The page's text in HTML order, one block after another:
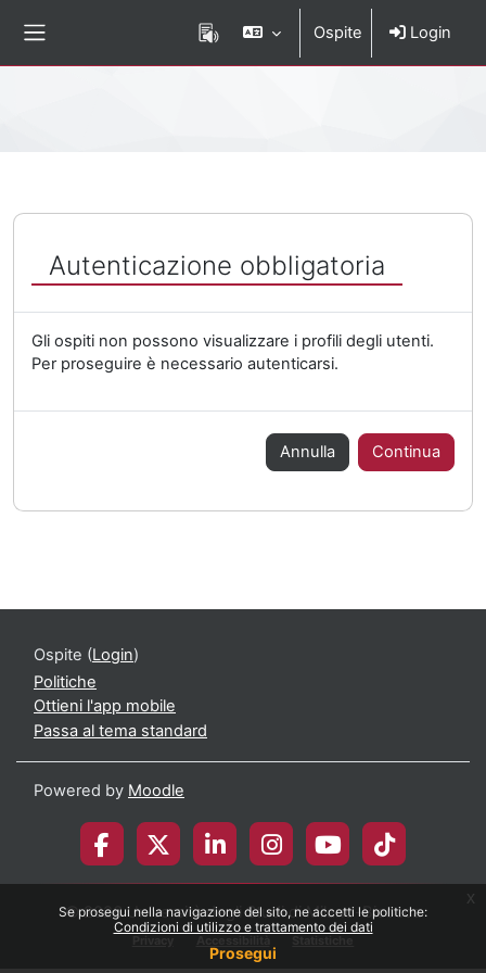
Se prosegui nella navigazione del sito, ne accetti le politiche:
Condizioni di utilizzo e trattamento dei dati
Prosegui
x
Ospite Login
Autenticazione obbligatoria
Gli ospiti non possono visualizzare i profili degli utenti.
Per proseguire è necessario autenticarsi.
Annulla Continua
Ospite (Login)
Politiche
Ottieni l'app mobile
Passa al tema standard
Powered by Moodle
© 2026 Università degli Studi di Milano-Bicocca